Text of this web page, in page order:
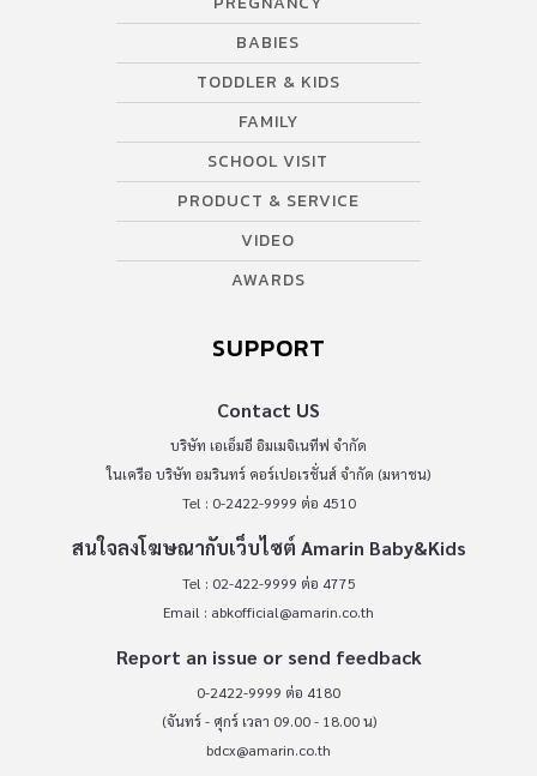
BABIES
TODDLER & KIDS
FAMILY
SCHOOL VISIT
PRODUCT & SERVICE
VIDEO
AWARDS
SUPPORT
Contact US
บริษัท เอเอ็มอี อิมเมจิเนทีฟ จำกัด
ในเครือ บริษัท อมรินทร์ คอร์เปอเรชั่นส์ จำกัด (มหาชน)
Tel : 0-2422-9999 ต่อ 4510
สนใจลงโฆษณากับเว็บไซต์ Amarin Baby&Kids
Tel : 02-422-9999 ต่อ 4775
Email : abkofficial@amarin.co.th
Report an issue or send feedback
0-2422-9999 ต่อ 4180
(จันทร์ - ศุกร์ เวลา 09.00 - 18.00 น)
bdcx@amarin.co.th